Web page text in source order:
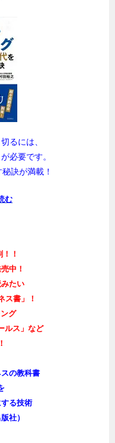
るには、
必要です。
訣が満載！
む
！
中！
たい
ス書」！
グ
ルス」など
の教科書
る技術
社）